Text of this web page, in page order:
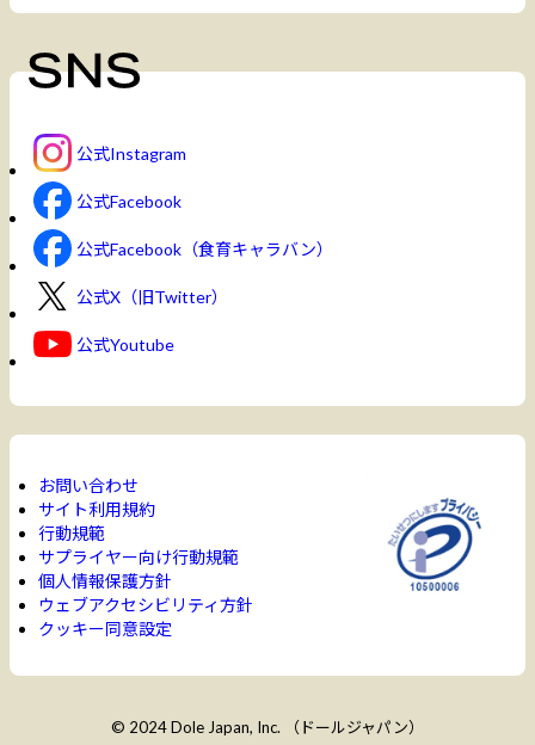
公式Instagram
公式Facebook
公式Facebook（食育キャラバン）
公式X（旧Twitter）
公式Youtube
お問い合わせ
サイト利用規約
行動規範
サプライヤー向け行動規範
個人情報保護方針
ウェブアクセシビリティ方針
クッキー同意設定
© 2024 Dole Japan, Inc. （ドールジャパン）